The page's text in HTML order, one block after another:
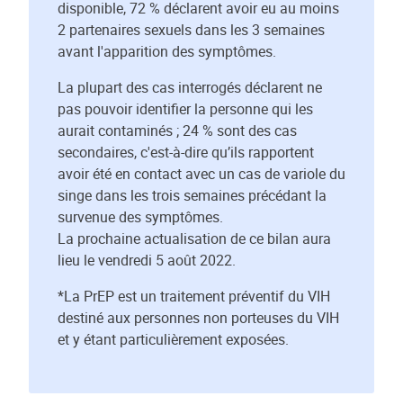
disponible, 72 % déclarent avoir eu au moins
2 partenaires sexuels dans les 3 semaines
avant l'apparition des symptômes.
La plupart des cas interrogés déclarent ne
pas pouvoir identifier la personne qui les
aurait contaminés ; 24 % sont des cas
secondaires, c'est-à-dire qu’ils rapportent
avoir été en contact avec un cas de variole du
singe dans les trois semaines précédant la
survenue des symptômes.
La prochaine actualisation de ce bilan aura
lieu le vendredi 5 août 2022.
*La PrEP est un traitement préventif du VIH
destiné aux personnes non porteuses du VIH
et y étant particulièrement exposées.